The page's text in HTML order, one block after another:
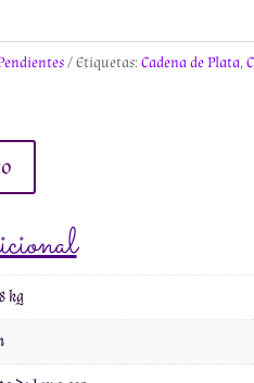
Etiquetas: Cadena de Plata,
kg